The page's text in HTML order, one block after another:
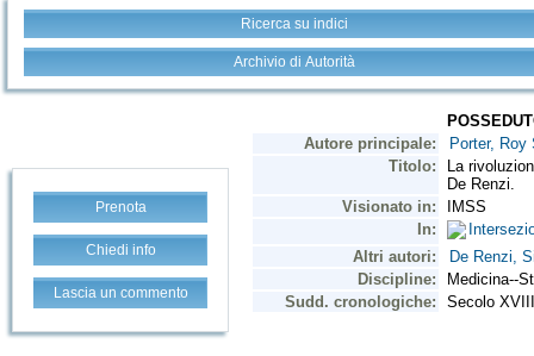
Ricerca su indici
Archivio di Autorità
Prenota
Chiedi info
Lascia un commento